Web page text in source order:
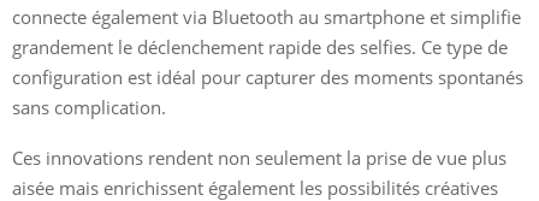
connecte également via Bluetooth au smartphone et simplifie
grandement le déclenchement rapide des selfies. Ce type de
configuration est idéal pour capturer des moments spontanés
sans complication.
Ces innovations rendent non seulement la prise de vue plus
aisée mais enrichissent également les possibilités créatives